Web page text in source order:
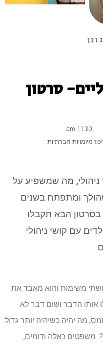
סרטון
11:30 am
מיומויות חברתיות
מה שמשפיע על
ומתפתח בשנים
בסרטון הבא תקבלו
עם קושי ניהולי
משימות והוא מאבד את
אותו הדבר ושום דבר לא
מה יהיה כשיהיה יותר גדול
משפטים כאלה ודומים,